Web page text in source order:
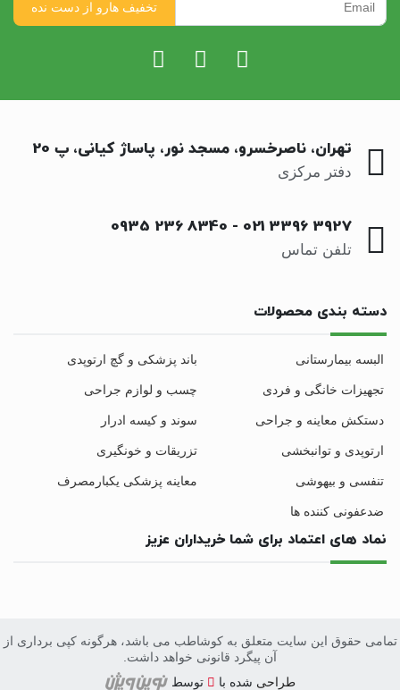
تهران، ناصرخسرو، مسجد نور، پاساژ کیانی، پ 20
دفتر مرکزی
021 3396 3927
-
0935 236 8340
تلفن تماس
دسته بندی محصولات
البسه بیمارستانی باند پزشکی و گچ ارتوپدی
تجهیزات خانگی و فردی چسب و لوازم جراحی
دستکش معاینه و جراحی سوند و کیسه ادرار
ارتوپدی و توانبخشی تزریقات و خونگیری
تنفسی و بیهوشی معاینه پزشکی یکبارمصرف
ضدعفونی کننده ها
نماد های اعتماد برای شما خریداران عزیز
تمامی حقوق این سایت متعلق به کوشاطب می باشد، هرگونه کپی برداری از
آن پیگرد قانونی خواهد داشت.
طراحی سایت
شده با توسط